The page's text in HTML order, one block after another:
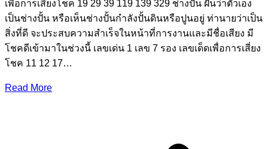
เพื่อการเสี่ยงโชค 19 29 39 119 139 329 ช่างปั้น ฝันว่าตัวเอง
เป็นช่างปั้น หรือเห็นช่างปั้นกําลังปั้นดินหรือปูนอยู่ ท่านายว่าเป็น
สิ่งที่ดี จะประสบความสําเร็จในหน้าที่การงานและมีชื่อเสียง มี
โชคดีเข้ามาในช่วงนี้ เลขเด่น 1 เลข 7 รอง เลขเด็ดเพื่อการเสี่ยง
โชค 11 12 17…
Read More